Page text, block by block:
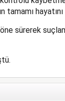
sürerek